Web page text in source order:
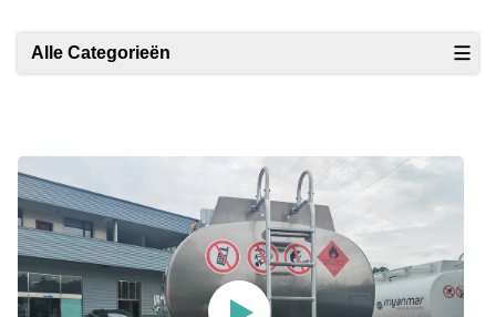
Alle Categorieën